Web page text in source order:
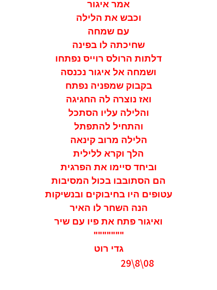
אמר איגור
וכבש את הלילה
עם שמחה
שחיכתה לו בפינה
דלתות הרולס רוייס נפתחו
ושמחה אל איגור נכנסה
בקבוק שמפניה נפתח
ואז נוצרה לה החגיגה
והלילה עליו הסתכל
והתחיל להתפתל
הלילה מרוב קינאה
הלך וקרא ללילית
וביחד סיימו את הפרגית
הם הסתובבו בכול המסיבות
עטופים היו בחיבוקים ובנשיקות
הנה השחר לו האיר
ואיגור פתח את פיו עם שיר
"""""""
גדי רוט